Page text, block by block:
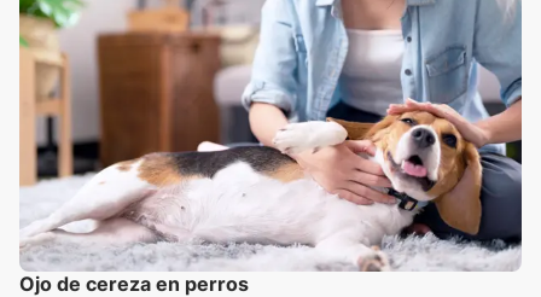
Ojo de cereza en perros